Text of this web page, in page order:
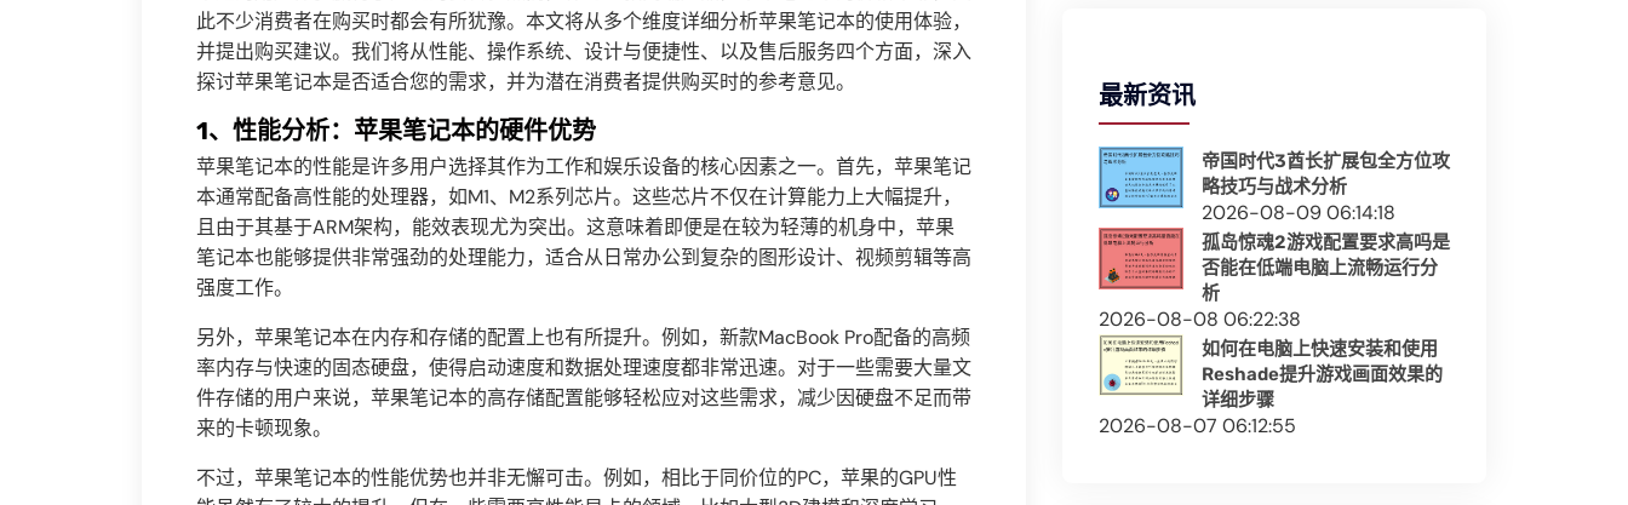
此不少消费者在购买时都会有所犹豫。本文将从多个维度详细分析苹果笔记本的使用体验，
并提出购买建议。我们将从性能、操作系统、设计与便捷性、以及售后服务四个方面，深入
探讨苹果笔记本是否适合您的需求，并为潜在消费者提供购买时的参考意见。
1、性能分析：苹果笔记本的硬件优势
苹果笔记本的性能是许多用户选择其作为工作和娱乐设备的核心因素之一。首先，苹果笔记
本通常配备高性能的处理器，如M1、M2系列芯片。这些芯片不仅在计算能力上大幅提升，
且由于其基于ARM架构，能效表现尤为突出。这意味着即便是在较为轻薄的机身中，苹果
笔记本也能够提供非常强劲的处理能力，适合从日常办公到复杂的图形设计、视频剪辑等高
强度工作。
另外，苹果笔记本在内存和存储的配置上也有所提升。例如，新款MacBook Pro配备的高频
率内存与快速的固态硬盘，使得启动速度和数据处理速度都非常迅速。对于一些需要大量文
件存储的用户来说，苹果笔记本的高存储配置能够轻松应对这些需求，减少因硬盘不足而带
来的卡顿现象。
不过，苹果笔记本的性能优势也并非无懈可击。例如，相比于同价位的PC，苹果的GPU性
最新资讯
帝国时代3酋长扩展包全方位攻
略技巧与战术分析
2026-08-09 06:14:18
孤岛惊魂2游戏配置要求高吗是
否能在低端电脑上流畅运行分
析
2026-08-08 06:22:38
如何在电脑上快速安装和使用
Reshade提升游戏画面效果的
详细步骤
2026-08-07 06:12:55